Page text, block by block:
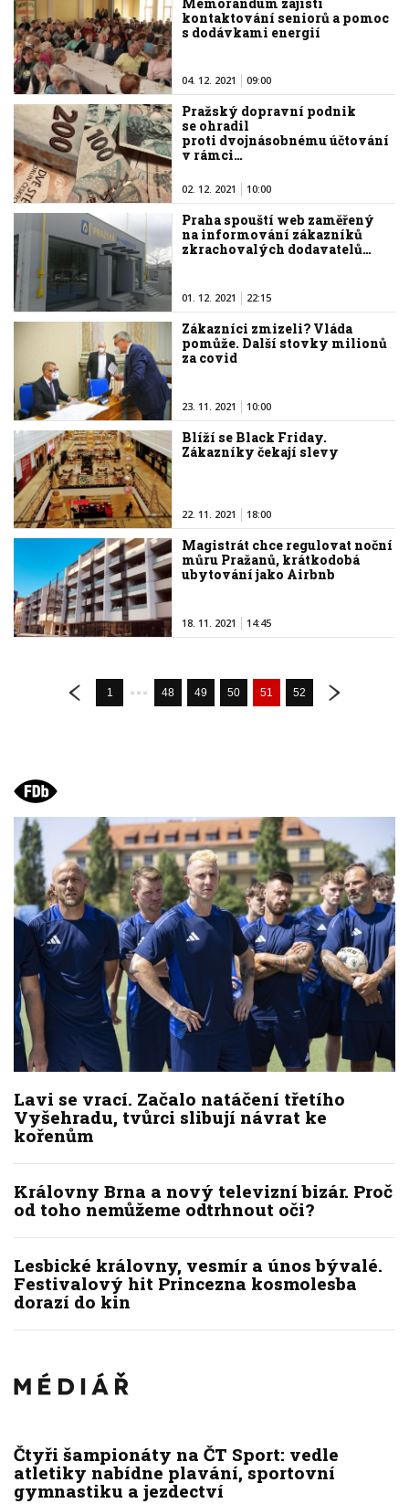
kontaktování seniorů a pomoc
s dodávkami energií
04. 12. 2021 09:00
Pražský dopravní podnik
se ohradil
proti dvojnásobnému účtování
v rámci…
02. 12. 2021 10:00
Praha spouští web zaměřený
na informování zákazníků
zkrachovalých dodavatelů…
01. 12. 2021 22:15
Zákazníci zmizeli? Vláda
pomůže. Další stovky milionů
za covid
23. 11. 2021 10:00
Blíží se Black Friday.
Zákazníky čekají slevy
22. 11. 2021 18:00
Magistrát chce regulovat noční
můru Pražanů, krátkodobá
ubytování jako Airbnb
18. 11. 2021 14:45
1 48 49 50 51 52
Lavi se vrací. Začalo natáčení třetího
Vyšehradu, tvůrci slibují návrat ke
kořenům
Královny Brna a nový televizní bizár. Proč
od toho nemůžeme odtrhnout oči?
Lesbické královny, vesmír a únos bývalé.
Festivalový hit Princezna kosmolesba
dorazí do kin
Čtyři šampionáty na ČT Sport: vedle
atletiky nabídne plavání, sportovní
gymnastiku a jezdectví